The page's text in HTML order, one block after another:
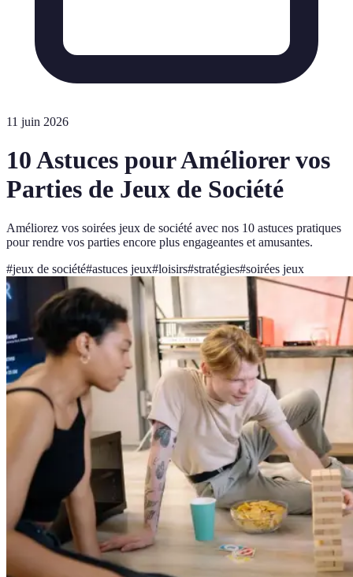
11 juin 2026
10 Astuces pour Améliorer vos
Parties de Jeux de Société
Améliorez vos soirées jeux de société avec nos 10 astuces pratiques
pour rendre vos parties encore plus engageantes et amusantes.
#jeux de société#astuces jeux#loisirs#stratégies#soirées jeux